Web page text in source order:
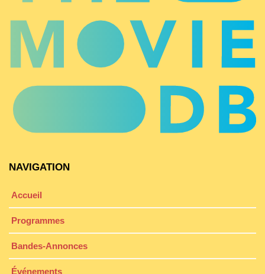
NAVIGATION
Accueil
Programmes
Bandes-Annonces
Événements